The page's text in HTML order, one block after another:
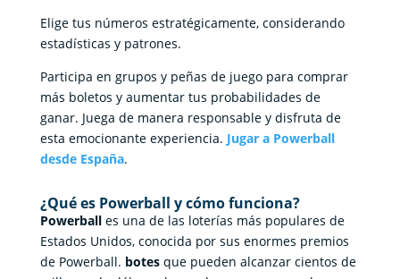
Elige tus números estratégicamente, considerando
estadísticas y patrones.
Participa en grupos y peñas de juego para comprar
más boletos y aumentar tus probabilidades de
ganar. Juega de manera responsable y disfruta de
esta emocionante experiencia. Jugar a Powerball
desde España.
¿Qué es Powerball y cómo funciona?
Powerballes una de las loterías más populares de
Estados Unidos, conocida por sus enormes premios
de Powerball. botesque pueden alcanzar cientos de